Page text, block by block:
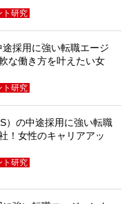
ト研究
採用に強い転職エージ
な働き方を叶えたい女
ト研究
）の中途採用に強い転職
！女性のキャリアアッ
ト研究